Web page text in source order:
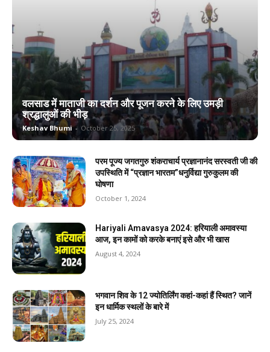
वलसाड में माताजी का दर्शन और पूजन करने के लिए उमड़ी
श्रद्धालुओं की भीड़
Keshav Bhumi - October 25, 2025
परम पूज्य जगतगुरु शंकराचार्य प्रज्ञानानंद सरस्वती जी की
उपस्थिति में “प्रज्ञान भारतम”धनुर्विद्या गुरुकुलम की
घोषणा
October 1, 2024
Hariyali Amavasya 2024: हरियाली अमावस्या
आज, इन कामों को करके बनाएं इसे और भी खास
August 4, 2024
भगवान शिव के 12 ज्योतिर्लिंग कहां-कहां हैं स्थित? जानें
इन धार्मिक स्थलों के बारे में
July 25, 2024